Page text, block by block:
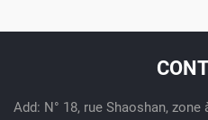
Add: N° 18, rue Shaoshan,